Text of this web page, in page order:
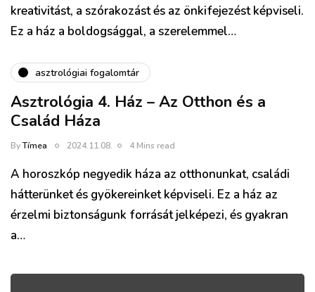
kreativitást, a szórakozást és az önkifejezést képviseli.
Ez a ház a boldogsággal, a szerelemmel…
asztrológiai fogalomtár
Asztrológia 4. Ház – Az Otthon és a
Család Háza
ByTímea 2024.11.08. 4 Mins read
A horoszkóp negyedik háza az otthonunkat, családi
hátterünket és gyökereinket képviseli. Ez a ház az
érzelmi biztonságunk forrását jelképezi, és gyakran
a…